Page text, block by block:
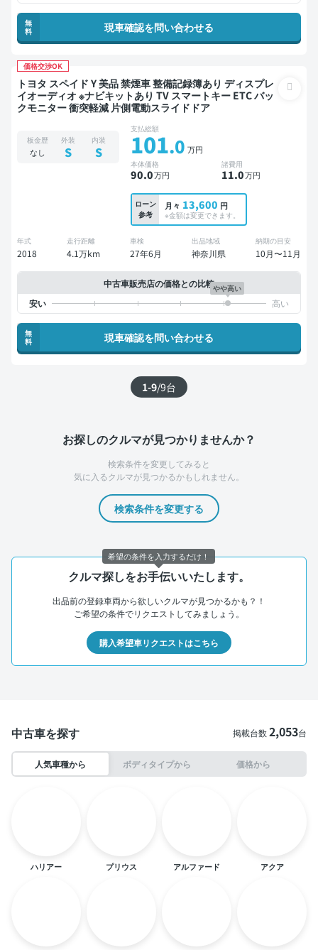
無
料
現車確認を問い合わせる
価格交渉OK
トヨタ スペイド Y 美品 禁煙車 整備記録簿あり ディスプレ
イオーディオ ※ナビキットあり TV スマートキー ETC バッ
クモニター 衝突軽減 片側電動スライドドア
板金歴
なし
外装
S
内装
S
支払総額
101.0 万円
本体価格
90.0万円
諸費用
11.0万円
ローン
参考
月々 13,600 円
※金額は変更できます。
年式
2018
走行距離
4.1万km
車検
27年6月
出品地域
神奈川県
納期の目安
10月〜11月
中古車販売店の価格との比較やや高い
無
料
現車確認を問い合わせる
1-9/9台
お探しのクルマが見つかりませんか？
検索条件を変更してみると
気に入るクルマが見つかるかもしれません。
検索条件を変更する
クルマ探しをお手伝いいたします。
出品前の登録車両から欲しいクルマが見つかるかも？！
ご希望の条件でリクエストしてみましょう。
購入希望車リクエストはこちら
中古車を探す 掲載台数2,053台
人気車種から ボディタイプから 価格から
ハリアー プリウス アルファード アクア
希望の条件を入力するだけ！